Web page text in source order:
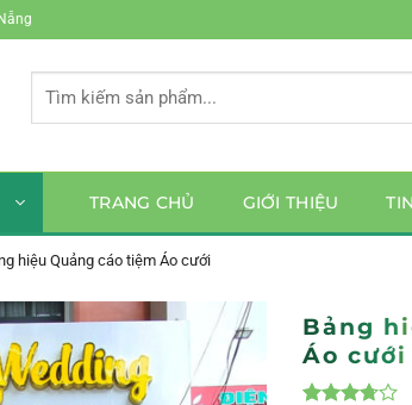
Tìm
TRANG CHỦ GIỚI THIỆU
hiệu Quảng cáo tiệm Áo cưới
Bảng
Áo cưới